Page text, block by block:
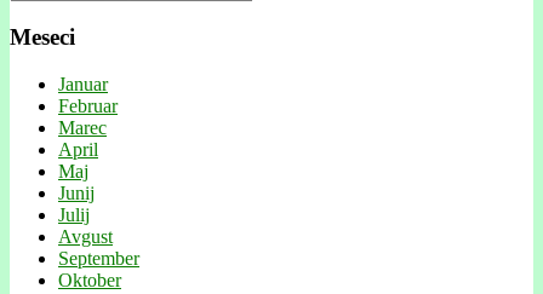
Meseci
Januar
Februar
Marec
April
Maj
Junij
Julij
Avgust
September
Oktober